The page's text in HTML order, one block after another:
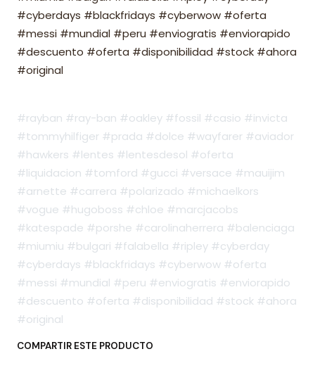
#cyberdays #blackfridays #cyberwow #oferta
#messi #mundial #peru #enviogratis #enviorapido
#descuento #oferta #disponibilidad #stock #ahora
#original
#rayban #ray-ban #oakley #fossil #casio #invicta
#tommyhilfiger #prada #dolce #wayfarer #aviador
#hawkers #lentes #lentesdesol #oferta
#liquidacion #tomford #gucci #versace #mauijim
#arnette #carrera #polarizado #michaelkors
#vogue #hugoboss #chloe #marcjacobs
#katespade #porshe #carolinaherrera #balenciaga
#miumiu #bulgari #falabella #ripley #cyberday
#cyberdays #blackfridays #cyberwow #oferta
#messi #mundial #peru #enviogratis #enviorapido
#descuento #oferta #disponibilidad #stock #ahora
#original
COMPARTIR ESTE PRODUCTO